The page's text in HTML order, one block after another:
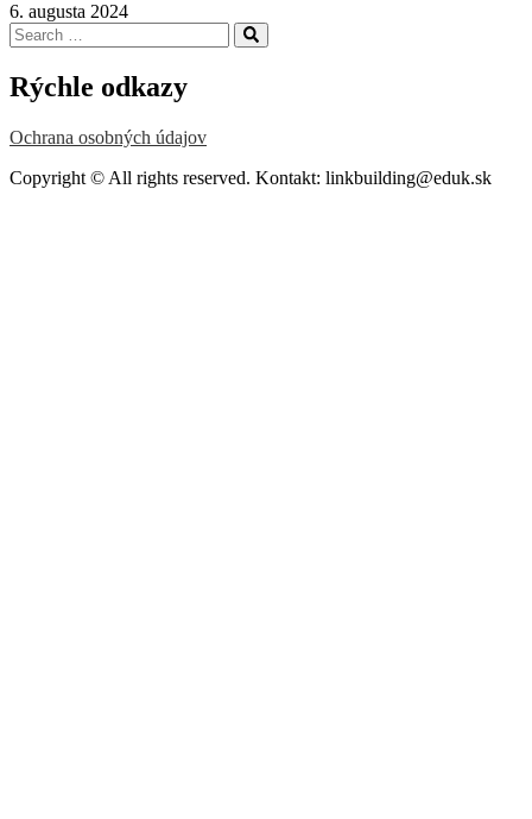
6. augusta 2024
Search
for:
Search
Rýchle odkazy
Ochrana osobných údajov
Copyright © All rights reserved. Kontakt: linkbuilding@eduk.sk